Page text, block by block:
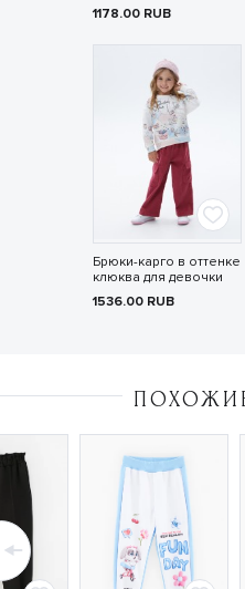
1178.00 RUB
Брюки-карго в оттенке
клюква для девочки
1536.00 RUB